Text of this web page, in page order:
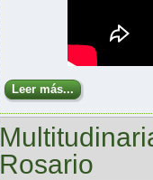
Leer más...
Rosario